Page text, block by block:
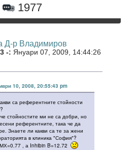
1977
Д-р Владимиров
-: Януари 07, 2009, 14:44:26
10, 2008, 20:55:43 pm
са референтните стойности
стойностите ми не са добри, но
референтните, така че да
Знаете ли какви са те за жени
в клиника "София"?
, а Inhibin B=12.72